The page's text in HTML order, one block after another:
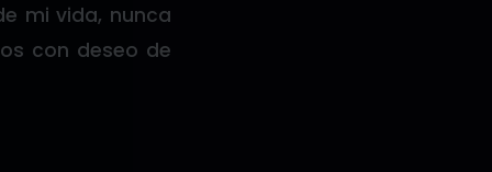
mi vida, nunca
con deseo de